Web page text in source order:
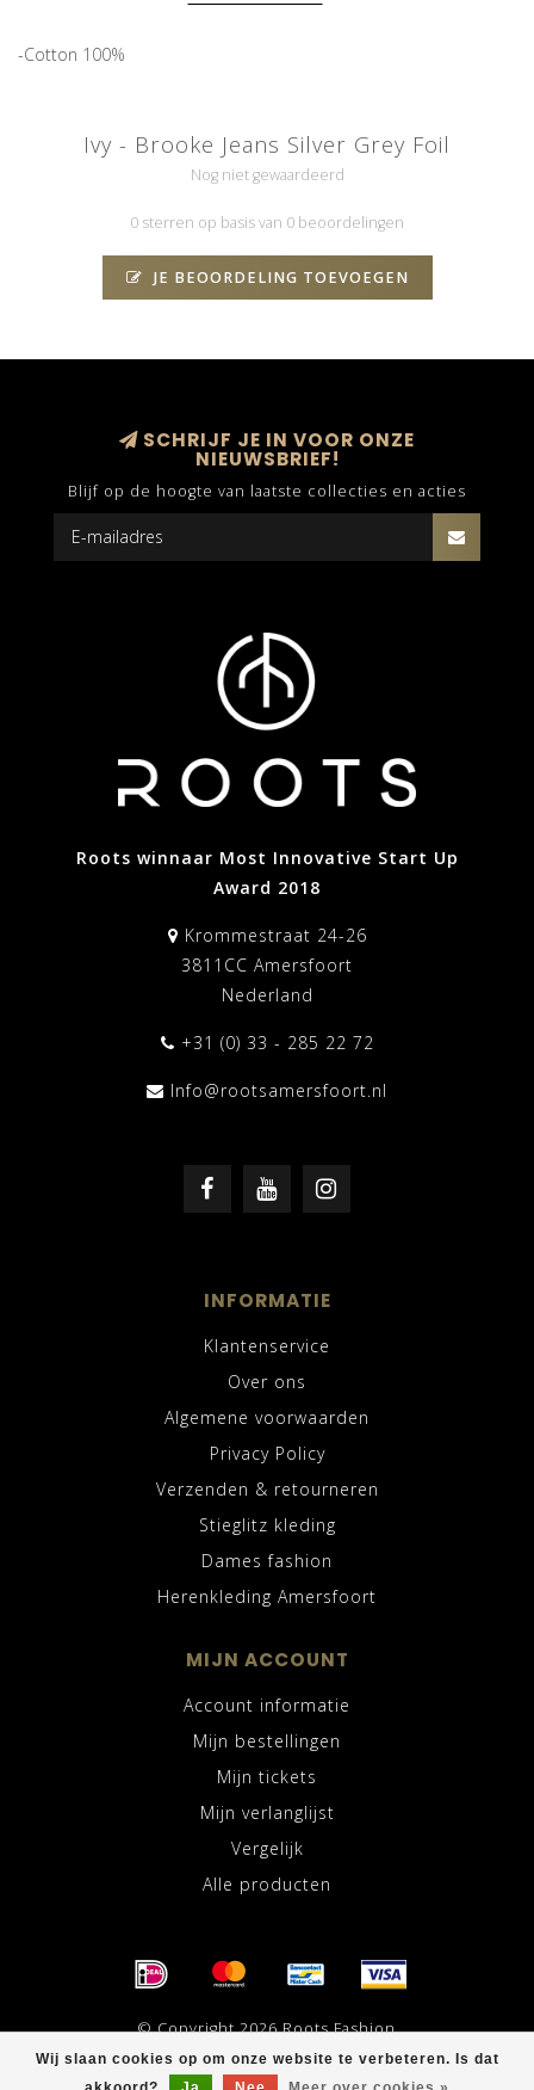
-Cotton 100%
Ivy - Brooke Jeans Silver Grey Foil
Nog niet gewaardeerd
0 sterren op basis van 0 beoordelingen
JE BEOORDELING TOEVOEGEN
Wij slaan cookies op om onze website te verbeteren. Is dat
SCHRIJF JE IN VOOR ONZE
NIEUWSBRIEF!
Blijf op de hoogte van laatste collecties en acties
Roots winnaar Most Innovative Start Up
Award 2018
Krommestraat 24-26
3811CC Amersfoort
Nederland
+31 (0) 33 - 285 22 72
Info@rootsamersfoort.nl
INFORMATIE
Klantenservice
Over ons
Algemene voorwaarden
Privacy Policy
Verzenden & retourneren
Stieglitz kleding
Dames fashion
Herenkleding Amersfoort
MIJN ACCOUNT
Account informatie
Mijn bestellingen
Mijn tickets
Mijn verlanglijst
Vergelijk
Alle producten
© Copyright 2026 Roots Fashion